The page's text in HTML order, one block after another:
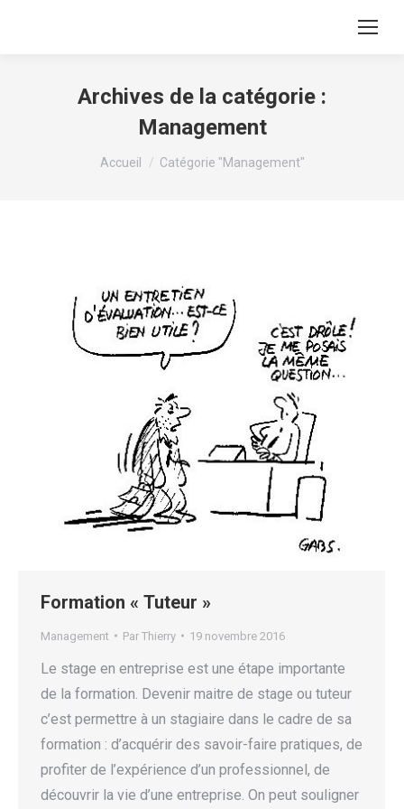
Archives de la catégorie :
Management
Vous êtes ici :
Accueil Catégorie "Management"
Formation « Tuteur »
Management Par Thierry 19 novembre 2016
Le stage en entreprise est une étape importante
de la formation. Devenir maitre de stage ou tuteur
c’est permettre à un stagiaire dans le cadre de sa
formation : d’acquérir des savoir-faire pratiques, de
profiter de l’expérience d’un professionnel, de
découvrir la vie d’une entreprise. On peut souligner